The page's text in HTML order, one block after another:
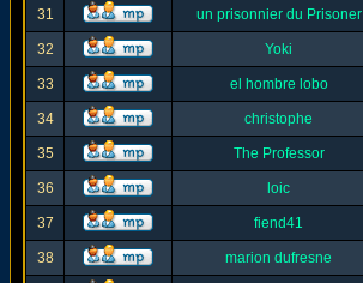
31 un prisonnier du Prisoner
32 Yoki
33 el hombre lobo
34 christophe
35 The Professor
36 loic
37 fiend41
38 marion dufresne